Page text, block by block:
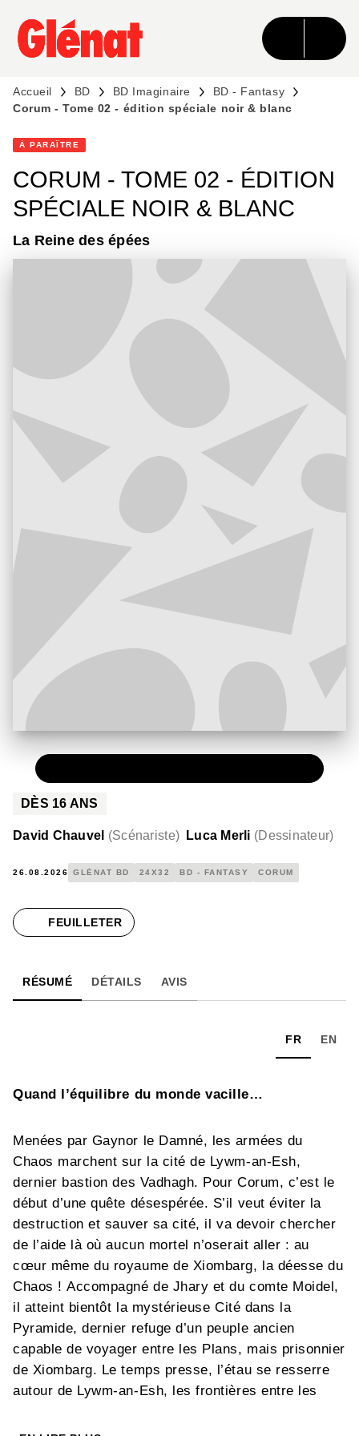
MENU RECHERCHE CONTENU
PIED DE PAGE
Accueil BD BD Imaginaire
BD - Fantasy
Corum - Tome 02 - édition spéciale noir & blanc
À PARAÎTRE
CORUM - TOME 02 - ÉDITION
SPÉCIALE NOIR & BLANC
La Reine des épées
DÈS 16 ANS
David Chauvel (Scénariste) Luca Merli (Dessinateur)
26.08.2026 GLÉNAT BD 24X32 BD - FANTASY CORUM
FEUILLETER
RÉSUMÉ DÉTAILS AVIS
FR EN
Quand l’équilibre du monde vacille…
Menées par Gaynor le Damné, les armées du
Chaos marchent sur la cité de Lywm-an-Esh,
dernier bastion des Vadhagh. Pour Corum, c’est le
début d’une quête désespérée. S’il veut éviter la
destruction et sauver sa cité, il va devoir chercher
de l’aide là où aucun mortel n’oserait aller : au
cœur même du royaume de Xiombarg, la déesse du
Chaos ! Accompagné de Jhary et du comte Moidel,
il atteint bientôt la mystérieuse Cité dans la
Pyramide, dernier refuge d’un peuple ancien
capable de voyager entre les Plans, mais prisonnier
de Xiombarg. Le temps presse, l’étau se resserre
autour de Lywm-an-Esh, les frontières entre les
infernales envahissent le monde. Corum n’aura